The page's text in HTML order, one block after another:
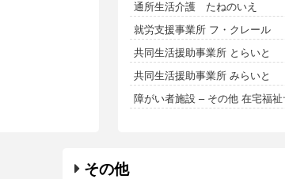
通所生活介護 たねのいえ
就労支援事業所 フ・クレール
共同生活援助事業所 とらいと
共同生活援助事業所 みらいと
障がい者施設 – その他 在宅福祉
その他